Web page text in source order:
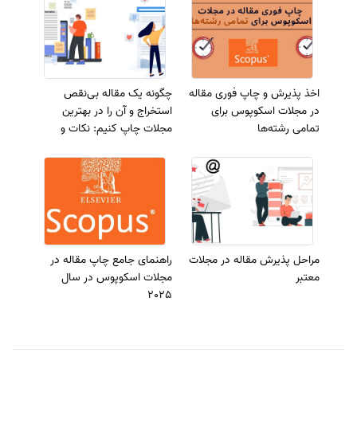
اخذ پذیرش و چاپ فوری مقاله
در مجلات اسکوپوس برای
تمامی رشته‌ها
چگونه یک مقاله بی‌نقص
استخراج و آن را در بهترین
مجلات چاپ کنیم: نکات و
مراحل پذیرش مقاله در مجلات
معتبر
راهنمای جامع چاپ مقاله در
مجلات اسکوپوس در سال
2025